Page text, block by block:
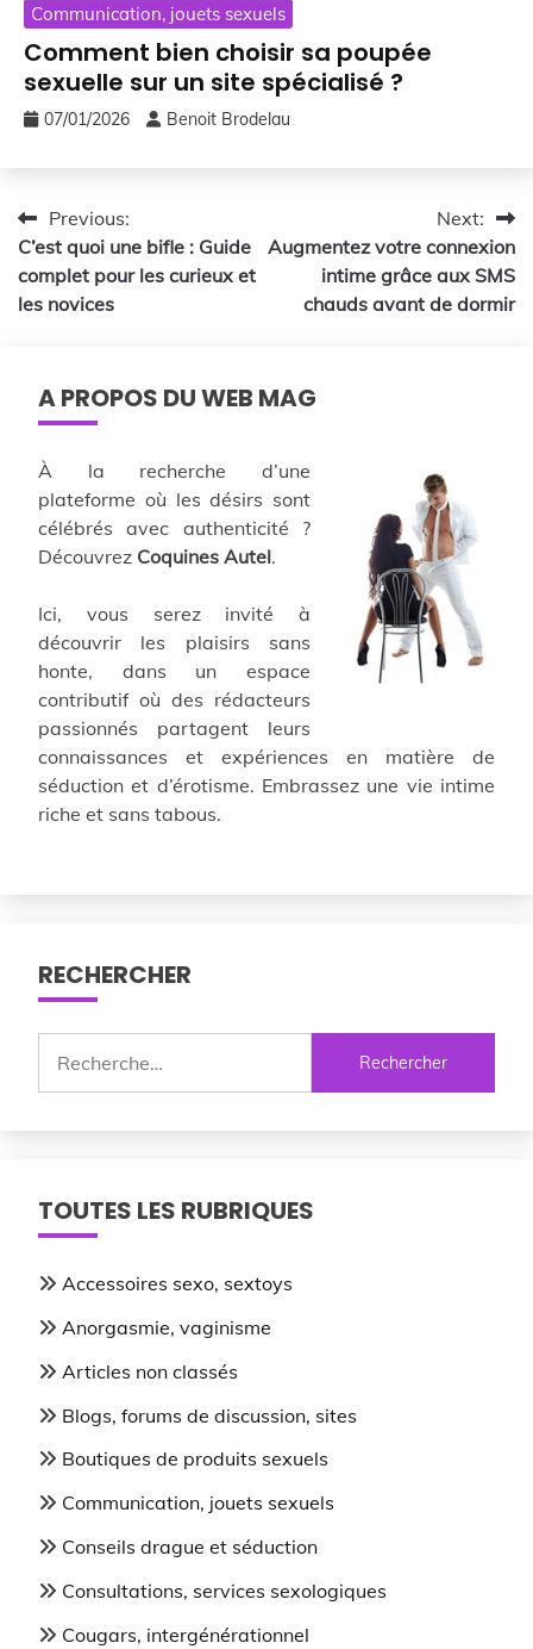
Communication, jouets sexuels
Comment bien choisir sa poupée
sexuelle sur un site spécialisé ?
07/01/2026 Benoit Brodelau
Navigation
de
l’article
Previous:
C’est quoi une bifle : Guide
complet pour les curieux et
les novices
Next:
Augmentez votre connexion
intime grâce aux SMS
chauds avant de dormir
A PROPOS DU WEB MAG
À la recherche d’une
plateforme où les désirs sont
célébrés avec authenticité ?
Découvrez Coquines Autel.
Ici, vous serez invité à
découvrir les plaisirs sans
honte, dans un espace
contributif où des rédacteurs
passionnés partagent leurs
connaissances et expériences en matière de
séduction et d’érotisme. Embrassez une vie intime
riche et sans tabous.
RECHERCHER
TOUTES LES RUBRIQUES
Accessoires sexo, sextoys
Anorgasmie, vaginisme
Articles non classés
Blogs, forums de discussion, sites
Boutiques de produits sexuels
Communication, jouets sexuels
Conseils drague et séduction
Consultations, services sexologiques
Cougars, intergénérationnel